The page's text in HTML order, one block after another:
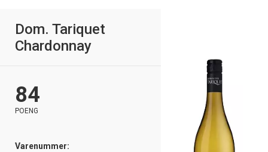
Dom. Tariquet
Chardonnay
84
POENG
Varenummer: